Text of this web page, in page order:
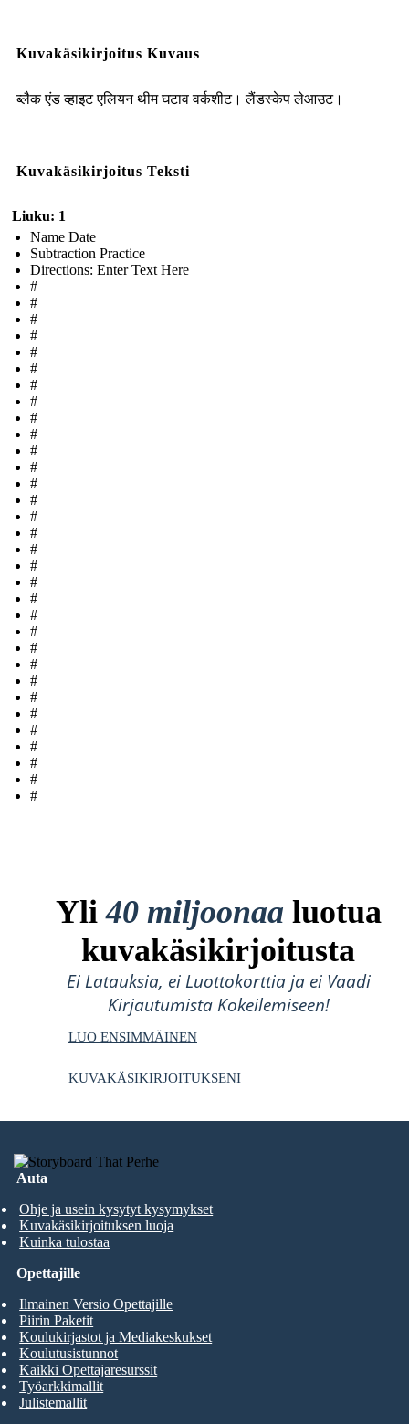
Kuvakäsikirjoitus Kuvaus
ब्लैक एंड व्हाइट एलियन थीम घटाव वर्कशीट। लैंडस्केप लेआउट।
Kuvakäsikirjoitus Teksti
Liuku: 1
Name Date
Subtraction Practice
Directions: Enter Text Here
#
#
#
#
#
#
#
#
#
#
#
#
#
#
#
#
#
#
#
#
#
#
#
#
#
#
#
#
#
#
#
#
Yli40 miljoonaa luotua
kuvakäsikirjoitusta
Ei Latauksia, ei Luottokorttia ja ei Vaadi
Kirjautumista Kokeilemiseen!
LUO ENSIMMÄINEN
KUVAKÄSIKIRJOITUKSENI
Auta
Ohje ja usein kysytyt kysymykset
Kuvakäsikirjoituksen luoja
Kuinka tulostaa
Opettajille
Ilmainen Versio Opettajille
Piirin Paketit
Koulukirjastot ja Mediakeskukset
Koulutusistunnot
Kaikki Opettajaresurssit
Työarkkimallit
Julistemallit